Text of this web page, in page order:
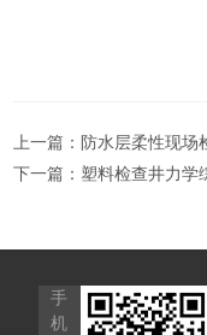
上一篇： 防水层柔性现场
下一篇： 塑料检查井力学
手
机